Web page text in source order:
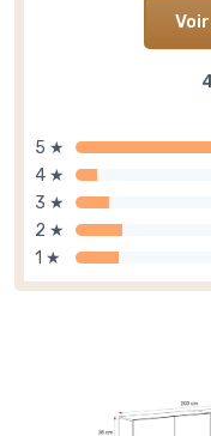
5 ★
4 ★
3 ★
2 ★
1 ★